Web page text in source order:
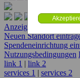
Anzeige erstellen
Neuen Standort
Spendeneinrichtung
Nutzungsbedingungen
link 1 | link 2
services 1 | services 2